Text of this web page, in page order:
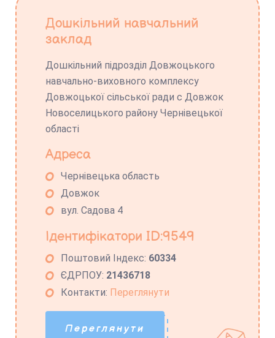
Дошкільний навчальний
заклад
Дошкільний підрозділ Довжоцького
навчально-виховного комплексу
Довжоцької сільської ради с Довжок
Новоселицького району Чернівецької
області
Адреса
Чернівецька область
Довжок
вул. Садова 4
Ідентифікатори ID:9549
Поштовий Індекс: 60334
ЄДРПОУ: 21436718
Контакти: Переглянути
Переглянути